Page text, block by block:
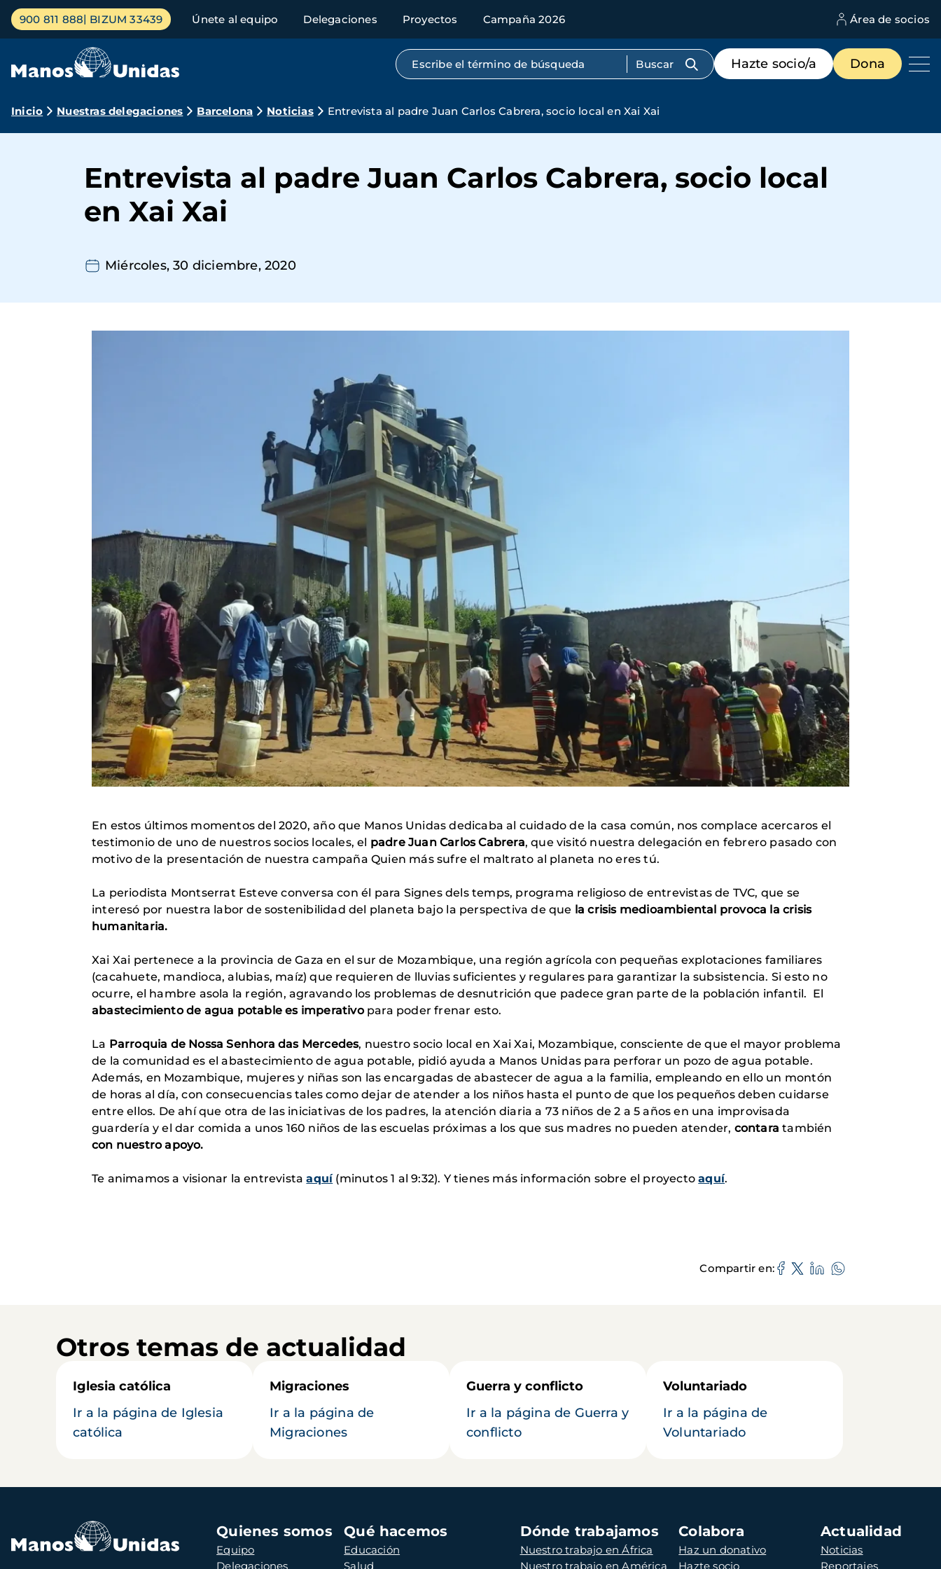
Pasar
contenido
Menú
principal
900 811 888 BIZUM 33439 Únete al equipo Delegaciones Proyectos Campaña 2026 Área de socios
Búsqueda por texto completo
Menú
de
destacados
Hazte socio/a Dona
Ruta
navegación
Inicio Nuestras delegaciones Barcelona Noticias Entrevista al padre Juan Carlos Cabrera, socio local en Xai Xai
Entrevista al padre Juan Carlos Cabrera, socio local
en Xai Xai
Miércoles, 30 diciembre, 2020
En estos últimos momentos del 2020, año que Manos Unidas dedicaba al cuidado de la casa común, nos complace acercaros el
testimonio de uno de nuestros socios locales, el padre Juan Carlos Cabrera, que visitó nuestra delegación en febrero pasado con
motivo de la presentación de nuestra campaña Quien más sufre el maltrato al planeta no eres tú.
La periodista Montserrat Esteve conversa con él para Signes dels temps, programa religioso de entrevistas de TVC, que se
interesó por nuestra labor de sostenibilidad del planeta bajo la perspectiva de que la crisis medioambiental provoca la crisis
humanitaria.
Xai Xai pertenece a la provincia de Gaza en el sur de Mozambique, una región agrícola con pequeñas explotaciones familiares
(cacahuete, mandioca, alubias, maíz) que requieren de lluvias suficientes y regulares para garantizar la subsistencia. Si esto no
ocurre, el hambre asola la región, agravando los problemas de desnutrición que padece gran parte de la población infantil. El
abastecimiento de agua potable es imperativopara poder frenar esto.
La Parroquia de Nossa Senhora das Mercedes, nuestro socio local en Xai Xai, Mozambique, consciente de que el mayor problema
de la comunidad es el abastecimiento de agua potable, pidió ayuda a Manos Unidas para perforar un pozo de agua potable.
Además, en Mozambique, mujeres y niñas son las encargadas de abastecer de agua a la familia, empleando en ello un montón
de horas al día, con consecuencias tales como dejar de atender a los niños hasta el punto de que los pequeños deben cuidarse
entre ellos. De ahí que otra de las iniciativas de los padres, la atención diaria a 73 niños de 2 a 5 años en una improvisada
guardería y el dar comida a unos 160 niños de las escuelas próximas a los que sus madres no pueden atender, contara también
con nuestro apoyo.
Te animamos a visionar la entrevistaaquí(minutos 1 al 9:32). Y tienes más información sobre el proyectoaquí.
Compartir en
Otros temas de actualidad
Iglesia católica
Ir a la página de Iglesia
católica
Migraciones
Ir a la página de
Migraciones
Guerra y conflicto
Ir a la página de Guerra y
conflicto
Voluntariado
Ir a la página de
Voluntariado
Navegación
principal
Quienes somos
Equipo
Delegaciones
Qué hacemos
Educación
Salud
Dónde trabajamos
Nuestro trabajo en África
Nuestro trabajo en América
Colabora
Haz un donativo
Hazte socio
Actualidad
Noticias
Reportajes